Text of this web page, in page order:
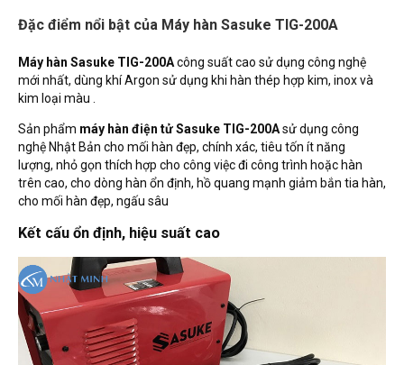
Đặc điểm nổi bật của Máy hàn Sasuke TIG-200A
Máy hàn Sasuke TIG-200Acông suất cao sử dụng công nghệ
mới nhất, dùng khí Argon sử dụng khi hàn thép hợp kim, inox và
kim loại màu .
Sản phẩm máy hàn điện tử Sasuke TIG-200Asử dụng công
nghệ Nhật Bản cho mối hàn đẹp, chính xác, tiêu tốn ít năng
lượng, nhỏ gọn thích hợp cho công việc đi công trình hoặc hàn
trên cao, cho dòng hàn ổn định, hồ quang mạnh giảm bắn tia hàn,
cho mối hàn đẹp, ngấu sâu
Kết cấu ổn định, hiệu suất cao